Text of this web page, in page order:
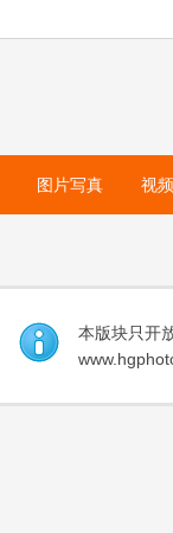
图片写真 视
本版块只开